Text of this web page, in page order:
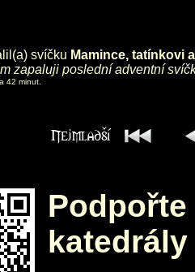
svíčku Mamince, tatínkovi
zapaluji poslední adventní
42 minut.
katedrály